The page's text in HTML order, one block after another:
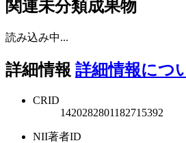
関連未分類成果物
読み込み中...
詳細情報 詳細情報につ
CRID
1420282801182715392
NII著者ID